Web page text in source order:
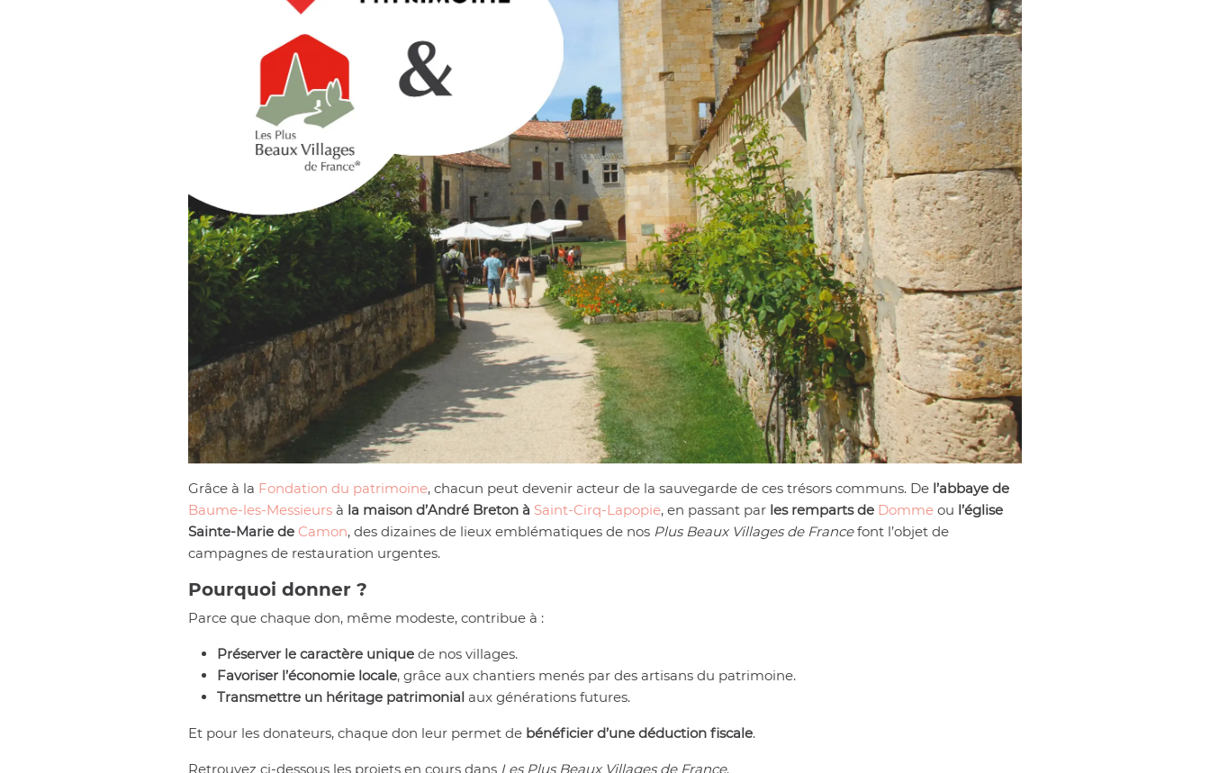
Grâce à la Fondation du patrimoine, chacun peut devenir acteur de la sauvegarde de ces trésors communs. De l’abbaye de
Baume-les-Messieurs à la maison d’André Breton à Saint-Cirq-Lapopie, en passant par les remparts de Domme ou l’église
Sainte-Marie de Camon, des dizaines de lieux emblématiques de nos Plus Beaux Villages de Francefont l’objet de
campagnes de restauration urgentes.
Pourquoi donner ?
Parce que chaque don, même modeste, contribue à :
Préserver le caractère unique de nos villages.
Favoriser l’économie locale, grâce aux chantiers menés par des artisans du patrimoine.
Transmettre un héritage patrimonial aux générations futures.
Et pour les donateurs, chaque don leur permet de bénéficier d’une déduction fiscale.
Retrouvez ci-dessous les projets en cours dans Les Plus Beaux Villages de France.